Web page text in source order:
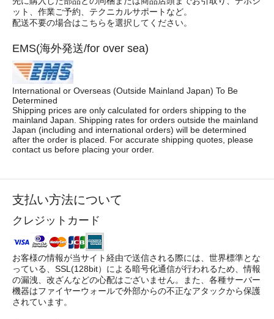
ット、作業ご予約、テクニカルサポートなど。
配送不要の場合はこちらを選択してください。
EMS(海外発送/for over sea)
International or Overseas (Outside Mainland Japan) To Be
Determined
Shipping prices are only calculated for orders shipping to the
mainland Japan. Shipping rates for orders outside the mainland
Japan (including and international orders) will be determined
after the order is placed. For accurate shipping quotes, please
contact us before placing your order.
支払い方法について
クレジットカード
お客様の情報が当サイト経由で送信される際には、世界標準とな
っている、SSL(128bit）による暗号化通信が行われるため、情報
の漏洩、改ざんなどの心配はございません。また、各種サーバー
機器はファイヤーウォールで外部からの不正なアタックから保護
されています。